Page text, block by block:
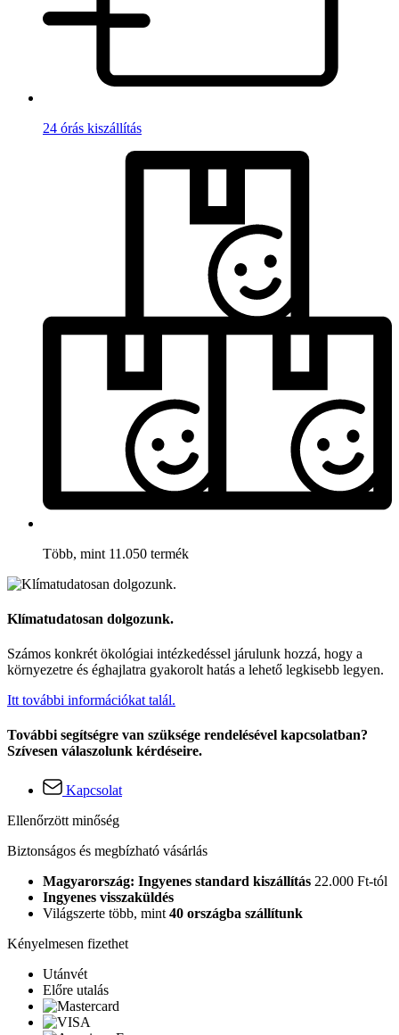
24 órás kiszállítás
Több, mint 11.050 termék
Klímatudatosan dolgozunk.
Számos konkrét ökológiai intézkedéssel járulunk hozzá, hogy a
környezetre és éghajlatra gyakorolt hatás a lehető legkisebb legyen.
Itt további információkat talál.
További segítségre van szüksége rendelésével kapcsolatban?
Szívesen válaszolunk kérdéseire.
Kapcsolat
Ellenőrzött minőség
Biztonságos és megbízható vásárlás
Magyarország: Ingyenes standard kiszállítás 22.000 Ft-tól
Ingyenes visszaküldés
Világszerte több, mint 40 országba szállítunk
Kényelmesen fizethet
Utánvét
Előre utalás